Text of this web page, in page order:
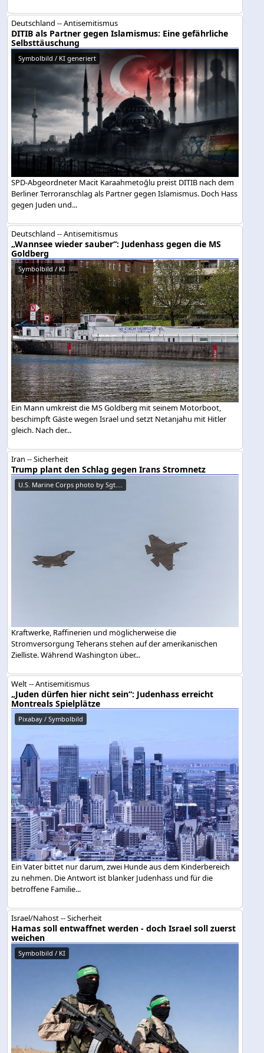
Deutschland -- Antisemitismus
DITIB als Partner gegen Islamismus: Eine gefährliche
Selbsttäuschung
Symbolbild / KI generiert
SPD-Abgeordneter Macit Karaahmetoğlu preist DITIB nach dem
Berliner Terroranschlag als Partner gegen Islamismus. Doch Hass
gegen Juden und...
Deutschland -- Antisemitismus
„Wannsee wieder sauber“: Judenhass gegen die MS
Goldberg
Symbolbild / KI
Ein Mann umkreist die MS Goldberg mit seinem Motorboot,
beschimpft Gäste wegen Israel und setzt Netanjahu mit Hitler
gleich. Nach der...
Iran -- Sicherheit
Trump plant den Schlag gegen Irans Stromnetz
U.S. Marine Corps photo by Sgt....
Kraftwerke, Raffinerien und möglicherweise die
Stromversorgung Teherans stehen auf der amerikanischen
Zielliste. Während Washington über...
Welt -- Antisemitismus
„Juden dürfen hier nicht sein“: Judenhass erreicht
Montreals Spielplätze
Pixabay / Symbolbild
Ein Vater bittet nur darum, zwei Hunde aus dem Kinderbereich
zu nehmen. Die Antwort ist blanker Judenhass und für die
betroffene Familie...
Israel/Nahost -- Sicherheit
Hamas soll entwaffnet werden - doch Israel soll zuerst
weichen
Symbolbild / KI